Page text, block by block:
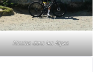
Nicolas dans les Alpes